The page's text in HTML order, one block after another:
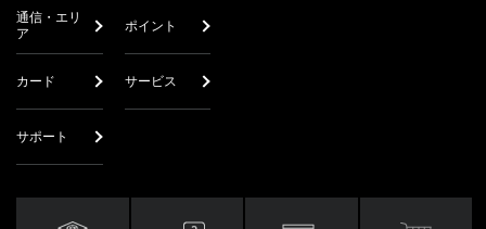
通信・エリ
ア
ポイント
カード サービス
サポート